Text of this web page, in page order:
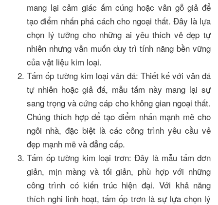
mang lại cảm giác ấm cúng hoặc vân gỗ giả để
tạo điểm nhấn phá cách cho ngoại thất. Đây là lựa
chọn lý tưởng cho những ai yêu thích vẻ đẹp tự
nhiên nhưng vẫn muốn duy trì tính năng bền vững
của vật liệu kim loại.
Tấm ốp tường kim loại vân đá: Thiết kế với vân đá
tự nhiên hoặc giả đá, mẫu tấm này mang lại sự
sang trọng và cứng cáp cho không gian ngoại thất.
Chúng thích hợp để tạo điểm nhấn mạnh mẽ cho
ngôi nhà, đặc biệt là các công trình yêu cầu vẻ
đẹp mạnh mẽ và đẳng cấp.
Tấm ốp tường kim loại trơn: Đây là mẫu tấm đơn
giản, mịn màng và tối giản, phù hợp với những
công trình có kiến trúc hiện đại. Với khả năng
thích nghi linh hoạt, tấm ốp trơn là sự lựa chọn lý